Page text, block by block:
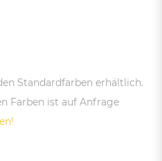
Standardfarben erhältlich.
Farben ist auf Anfrage